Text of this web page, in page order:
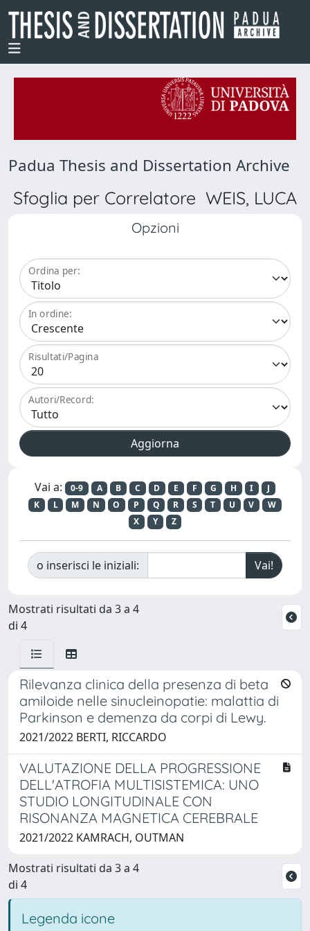
Padua Thesis and Dissertation Archive
Sfoglia per Correlatore WEIS, LUCA
Opzioni
Ordina per:
In ordine:
Risultati/Pagina
Autori/Record:
Vai a: 0-9 A B C D E F G H I
J
K
L M N O P Q R S T U V
W
X
Y Z
o inserisci le iniziali:
Mostrati risultati da 3 a 4
di 4
Rilevanza clinica della presenza di beta
amiloide nelle sinucleinopatie: malattia di
Parkinson e demenza da corpi di Lewy.
2021/2022 BERTI, RICCARDO
VALUTAZIONE DELLA PROGRESSIONE
DELL'ATROFIA MULTISISTEMICA: UNO
STUDIO LONGITUDINALE CON
RISONANZA MAGNETICA CEREBRALE
2021/2022 KAMRACH, OUTMAN
Mostrati risultati da 3 a 4
di 4
Legenda icone